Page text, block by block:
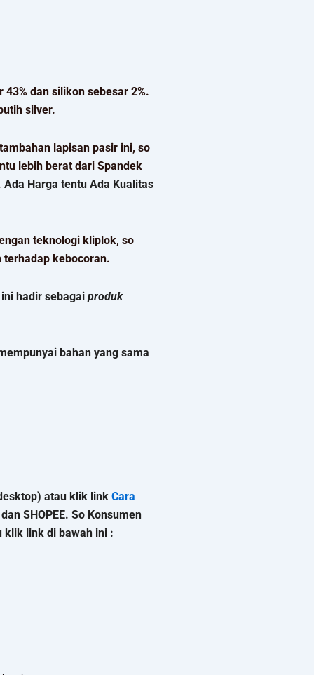
dan silikon sebesar 2%.
silver.
lapisan pasir ini, so
lebih berat dari Spandek
Ada Harga tentu Ada Kualitas
teknologi kliplok, so
kebocoran.
hadir sebagai produk
bahan yang sama
atau klik link Cara
SHOPEE. So Konsumen
klik link di bawah ini :